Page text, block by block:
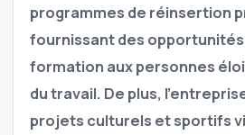
programmes de réinsertion
fournissant des opportunités
formation aux personnes
du travail. De plus,
projets culturels et sportifs